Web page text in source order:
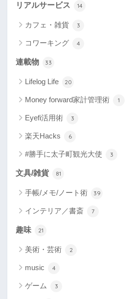
リアルサービス 14
カフェ・雑貨 3
コワーキング 4
連載物 33
Lifelog Life 20
Money forward家計管理術 1
Eyefi活用術 3
楽天Hacks 6
#勝手に太子町観光大使 3
文具/雑貨 81
手帳/メモ/ノート術 39
インテリア／書斎 7
趣味 21
美術・芸術 2
music 4
ゲーム 3